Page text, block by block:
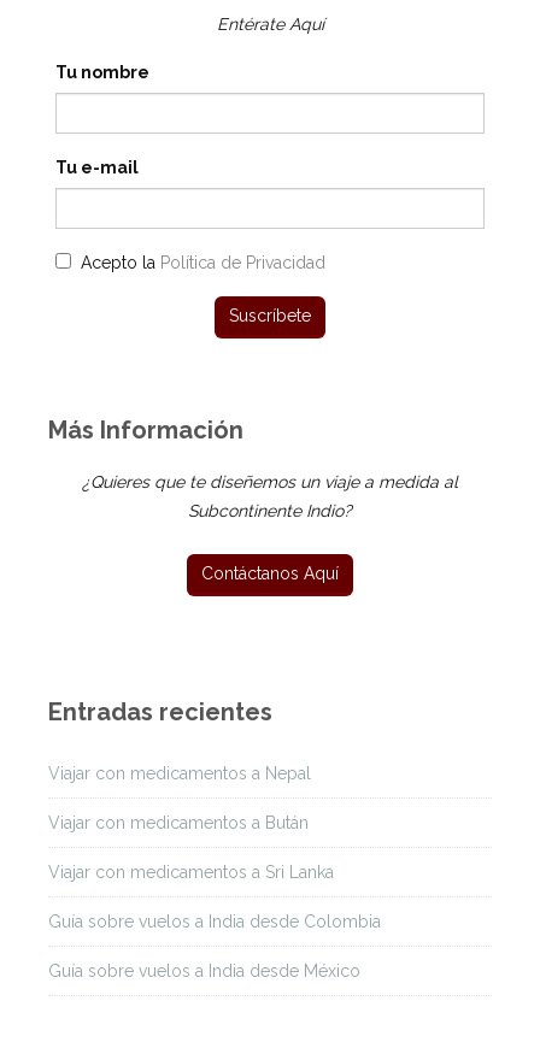
Entérate Aquí
Tu nombre
Tu e-mail
Acepto la Política de Privacidad
Más Información
¿Quieres que te diseñemos un viaje a medida al
Subcontinente Indio?
Entradas recientes
Viajar con medicamentos a Nepal
Viajar con medicamentos a Bután
Viajar con medicamentos a Sri Lanka
Guía sobre vuelos a India desde Colombia
Guía sobre vuelos a India desde México